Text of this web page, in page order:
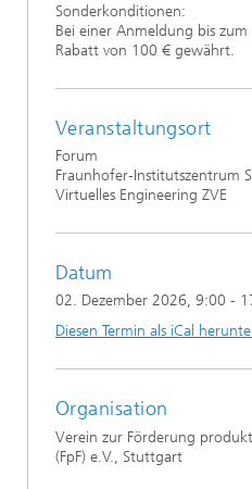
​​Sonderkonditionen:​
​Bei einer Anmeldung bis
Rabatt von ​100​ € gewährt.
Veranstaltungsort
Forum
Fraunhofer-Institutszentrum
Virtuelles Engineering ZVE
Datum
02. Dezember 2026, 9:00 -
Diesen Termin als iCal
Organisation
Verein zur Förderung
(FpF) e.V., Stuttgart